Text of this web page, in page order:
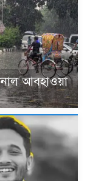
আবহাওয়া